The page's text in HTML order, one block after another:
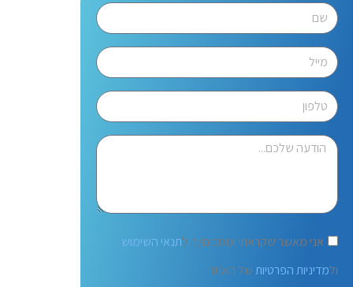
אני מאשר שקראתי ומסכים/ה לתנאי השימוש
ולמדיניות הפרטיותשל האתר.